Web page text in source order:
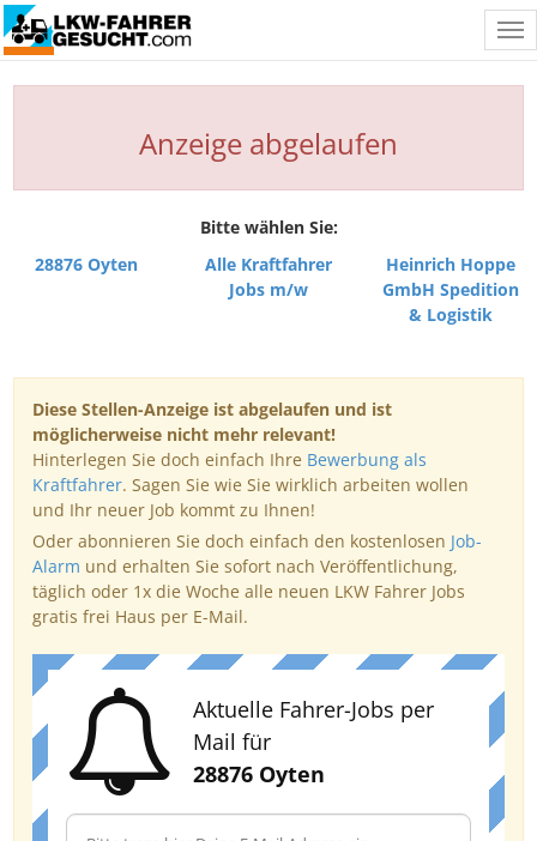
Anzeige abgelaufen
Bitte wählen Sie:
28876 Oyten
Alle Kraftfahrer
Jobs m/w
Heinrich Hoppe
GmbH Spedition
& Logistik
Diese Stellen-Anzeige ist abgelaufen und ist
möglicherweise nicht mehr relevant!
Hinterlegen Sie doch einfach Ihre Bewerbung als
Kraftfahrer. Sagen Sie wie Sie wirklich arbeiten wollen
und Ihr neuer Job kommt zu Ihnen!
Oder abonnieren Sie doch einfach den kostenlosen Job-
Alarm und erhalten Sie sofort nach Veröffentlichung,
täglich oder 1x die Woche alle neuen LKW Fahrer Jobs
gratis frei Haus per E-Mail.
Aktuelle Fahrer-Jobs per
Mail für
28876 Oyten